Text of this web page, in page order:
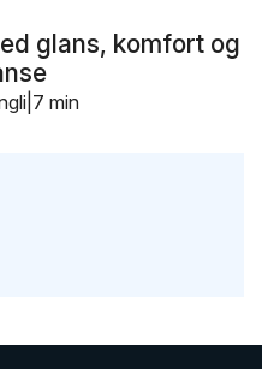
glans, komfort og
7 min